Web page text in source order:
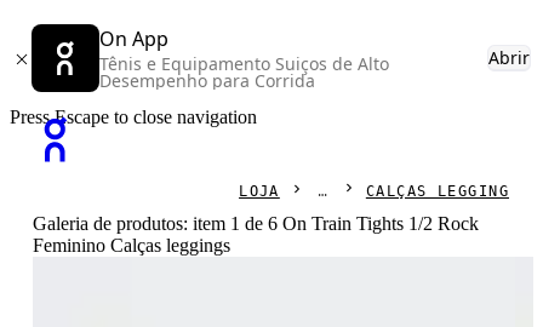
On App
Tênis e Equipamento Suiços de Alto
Desempenho para Corrida
Abrir
Press Escape to close navigation
LOJA CALÇAS LEGGING
Galeria de produtos: item 1 de 6 On Train Tights 1/2 Rock
Feminino Calças leggings